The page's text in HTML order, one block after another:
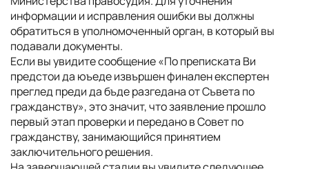
информации и исправления ошибки вы должны
обратиться в уполномоченный орган, в который вы
подавали документы.
Если вы увидите сообщение «По преписката Ви
предстои да юъеде извършен финален експертен
преглед преди да бъде разгедана от Съвета по
гражданству», это значит, что заявление прошло
первый этап проверки и передано в Совет по
гражданству, занимающийся принятием
заключительного решения.